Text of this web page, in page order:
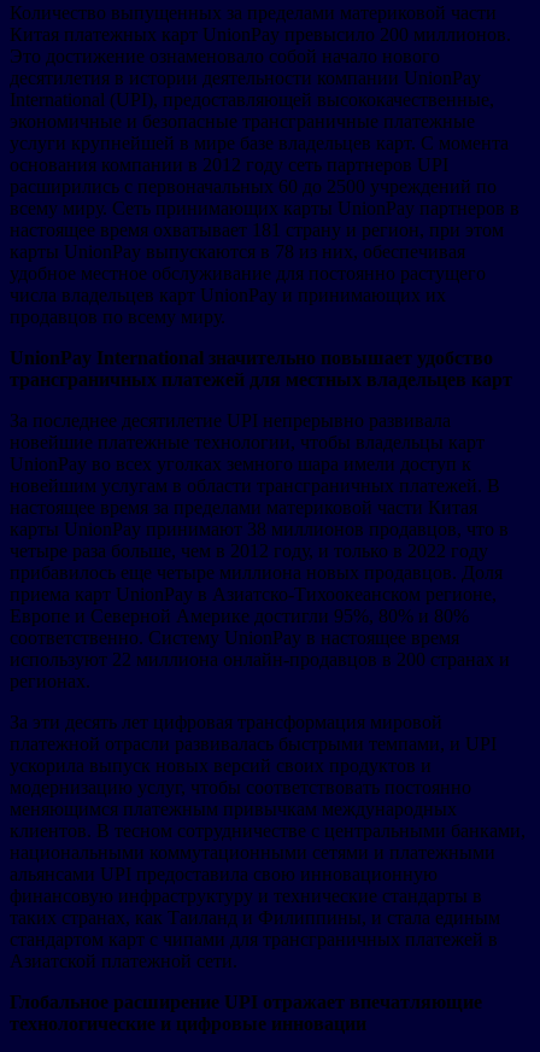
Количество выпущенных за пределами материковой части
Китая платежных карт UnionPay превысило 200 миллионов.
Это достижение ознаменовало собой начало нового
десятилетия в истории деятельности компании UnionPay
International (UPI), предоставляющей высококачественные,
экономичные и безопасные трансграничные платежные
услуги крупнейшей в мире базе владельцев карт. С момента
основания компании в 2012 году сеть партнеров UPI
расширились с первоначальных 60 до 2500 учреждений по
всему миру. Сеть принимающих карты UnionPay партнеров в
настоящее время охватывает 181 страну и регион, при этом
карты UnionPay выпускаются в 78 из них, обеспечивая
удобное местное обслуживание для постоянно растущего
числа владельцев карт UnionPay и принимающих их
продавцов по всему миру.
UnionPay International значительно повышает удобство
трансграничных платежей для местных владельцев карт
За последнее десятилетие UPI непрерывно развивала
новейшие платежные технологии, чтобы владельцы карт
UnionPay во всех уголках земного шара имели доступ к
новейшим услугам в области трансграничных платежей. В
настоящее время за пределами материковой части Китая
карты UnionPay принимают 38 миллионов продавцов, что в
четыре раза больше, чем в 2012 году, и только в 2022 году
прибавилось еще четыре миллиона новых продавцов. Доля
приема карт UnionPay в Азиатско-Тихоокеанском регионе,
Европе и Северной Америке достигли 95%, 80% и 80%
соответственно. Систему UnionPay в настоящее время
используют 22 миллиона онлайн-продавцов в 200 странах и
регионах.
За эти десять лет цифровая трансформация мировой
платежной отрасли развивалась быстрыми темпами, и UPI
ускорила выпуск новых версий своих продуктов и
модернизацию услуг, чтобы соответствовать постоянно
меняющимся платежным привычкам международных
клиентов. В тесном сотрудничестве с центральными банками,
национальными коммутационными сетями и платежными
альянсами UPI предоставила свою инновационную
финансовую инфраструктуру и технические стандарты в
таких странах, как Таиланд и Филиппины, и стала единым
стандартом карт с чипами для трансграничных платежей в
Азиатской платежной сети.
Глобальное расширение UPI отражает впечатляющие
технологические и цифровые инновации